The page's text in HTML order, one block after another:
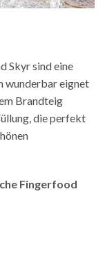
Skyr sind eine
wunderbar eignet
Brandteig
die perfekt
Fingerfood